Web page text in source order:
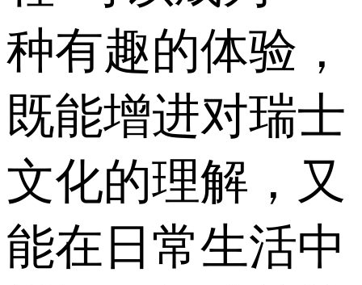
种有趣的体验，
既能增进对瑞士
文化的理解，又
能在日常生活中